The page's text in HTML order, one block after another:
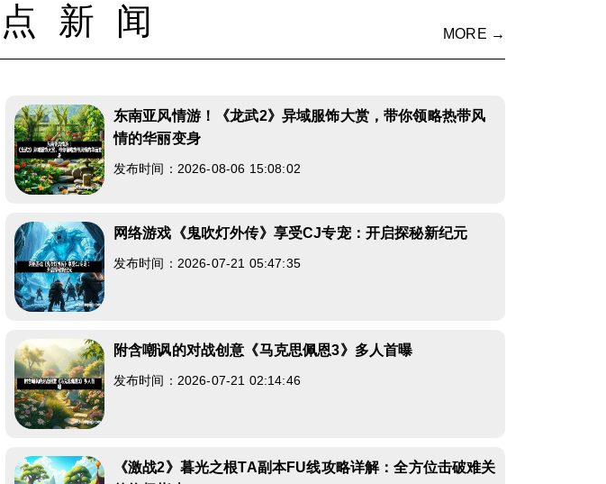
新闻 MORE →
东南亚风情游！《龙武2》异域服饰大赏，带你领略热带风
情的华丽变身
发布时间：2026-08-06 15:08:02
网络游戏《鬼吹灯外传》享受CJ专宠：开启探秘新纪元
发布时间：2026-07-21 05:47:35
附含嘲讽的对战创意《马克思佩恩3》多人首曝
发布时间：2026-07-21 02:14:46
《激战2》暮光之根TA副本FU线攻略详解：全方位击破难关